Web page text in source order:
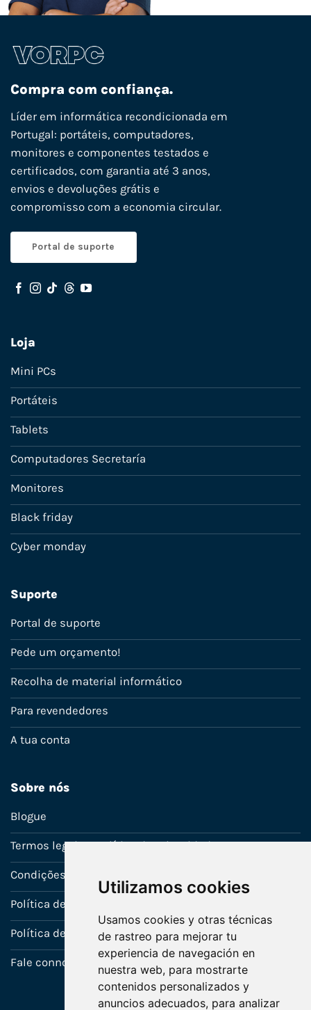
Utilizamos cookies
Usamos cookies y otras técnicas
de rastreo para mejorar tu
experiencia de navegación en
nuestra web, para mostrarte
contenidos personalizados y
anuncios adecuados, para analizar
Compra com confiança.
Líder em informática recondicionada em
Portugal: portáteis, computadores,
monitores e componentes testados e
certificados, com garantia até 3 anos,
envios e devoluções grátis e
compromisso com a economia circular.
Portal de suporte
Loja
Mini PCs
Portáteis
Tablets
Computadores Secretaría
Monitores
Black friday
Cyber monday
Suporte
Portal de suporte
Pede um orçamento!
Recolha de material informático
Para revendedores
A tua conta
Sobre nós
Blogue
Termos legais e política de privacidade
Condições de venda
Política de Garantia
Política de utilização de cookies
Fale connosco